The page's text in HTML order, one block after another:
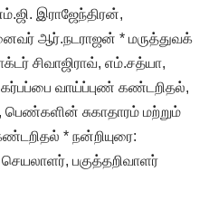
இராஜேந்திரன்,
ஆர்.நடராஜன் * மருத்துவக்
சிவாஜிராவ், எம்.சத்யா,
கர்பப்பை வாய்ப்புண் கண்டறிதல்,
சுகாதாரம் மற்றும்
* நன்றியுரை:
பகுத்தறிவாளர்